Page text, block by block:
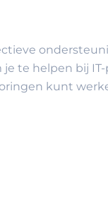
je te helpen bij
kunt